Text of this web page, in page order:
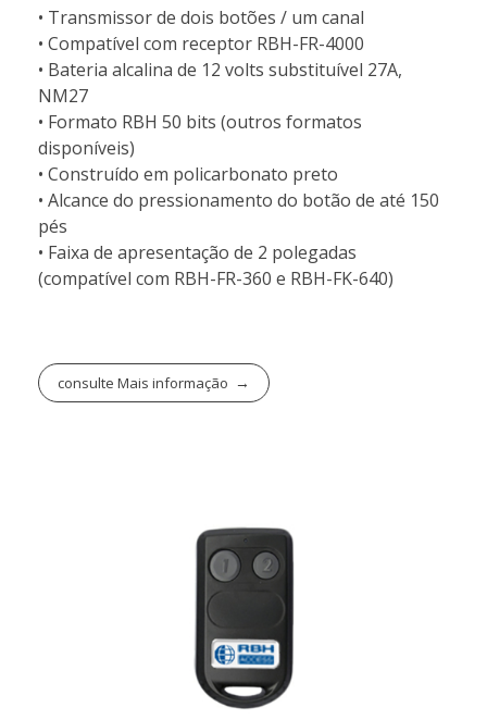
• Transmissor de dois botões / um canal
• Compatível com receptor RBH-FR-4000
• Bateria alcalina de 12 volts substituível 27A,
NM27
• Formato RBH 50 bits (outros formatos
disponíveis)
• Construído em policarbonato preto
• Alcance do pressionamento do botão de até 150
pés
• Faixa de apresentação de 2 polegadas
(compatível com RBH-FR-360 e RBH-FK-640)
consulte Mais informação